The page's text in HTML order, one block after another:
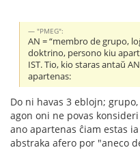
"PMEG":
AN = “membro de grupo,
doktrino, persono kiu
IST. Tio, kio staras antaŭ
apartenas:
Do ni havas 3 eblojn;
agon oni ne povas
ano apartenas ĉiam estas
abstraka afero por "aneco